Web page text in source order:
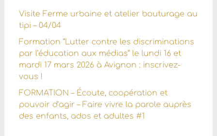
Visite Ferme urbaine et atelier bouturage au
tipi – 04/04
Formation “Lutter contre les discriminations
par l’éducation aux médias” le lundi 16 et
mardi 17 mars 2026 à Avignon : inscrivez-
vous !
FORMATION – Écoute, coopération et
pouvoir d’agir – Faire vivre la parole auprès
des enfants, ados et adultes #1